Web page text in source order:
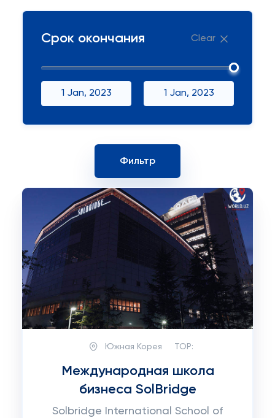
Срок окончания Clear
1 Jan, 2023 1 Jan, 2023
Южная Корея TOP:
Международная школа
бизнеса SolBridge
Solbridge International School of